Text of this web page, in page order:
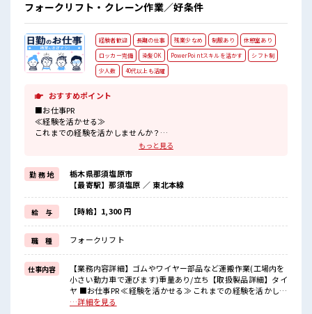
フォークリフト・クレーン作業／好条件
経験者歓迎 長期の仕事 残業少なめ 制服あり
休憩室あり
ロッカー完備
染髪OK PowerPointスキルを活かす
シフト制
少人数
40代以上も活躍
おすすめポイント
■お仕事PR
≪経験を活かせる≫
これまでの経験を活かしませんか？
≪無理なく働ける≫
場合によってはお願いすることもありますが、
残業はほとんどナシ！
≪髪型自由≫
基本的に髪色自由で明るすぎたり奇抜でなければOKです！
(規定有)≪ラクラク制服アリ≫
制服があるので、
毎日の服装の悩み解消♪
≪自分に向いている仕事が探せる≫
困った事などがあれば、
担当がしっかりサポートします！
■職場の雰囲気
もっと見る
勤 務 地
栃木県那須塩原市
【最寄駅】那須塩原 ／ 東北本線
給 与 【時給】1,300 円
職 種 フォークリフト
仕事内容
【業務内容詳細】ゴムやワイヤー部品など運搬作業(工場内を
小さい動力車で運びます)重量あり/立ち【取扱製品詳細】タイ
ヤ ■お仕事PR ≪経験を活かせる≫ これまでの経験を活かしま
せんか？ ブランクがあっても大丈夫♪ 経験はちょっとだけ…
…詳細を見る